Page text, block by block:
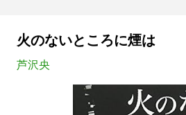
火のないところに煙は
芦沢央